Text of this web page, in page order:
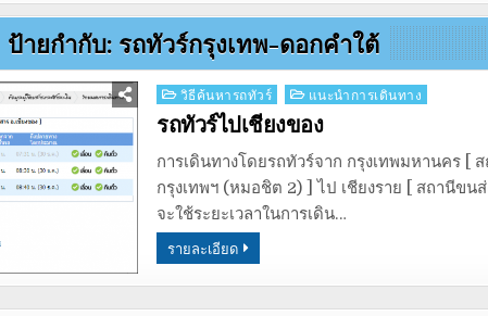
ป้ายกำกับ: รถทัวร์กรุงเทพ-ดอกคำใต้
Posted
in
วิธีค้นหารถทัวร์ แนะนำการเดินทาง
รถทัวร์ไปเชียงของ
การเดินทางโดยรถทัวร์จาก กรุงเทพมหานคร [
กรุงเทพฯ (หมอชิต 2) ] ไป เชียงราย [ สถานีขนส่
จะใช้ระยะเวลาในการเดิน…
รายละเอียด